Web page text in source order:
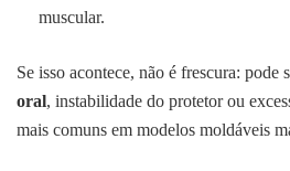
muscular.
Se isso acontece, não é frescura: pode
oral, instabilidade do protetor ou
mais comuns em modelos moldáveis